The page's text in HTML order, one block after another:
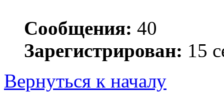
Сообщения: 40
Зарегистрирован: 15
Вернуться к началу